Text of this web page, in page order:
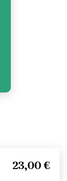
23,00 €